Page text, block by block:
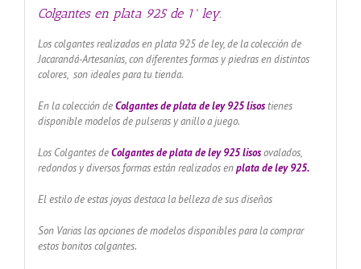
Colgantes en plata 925 de 1ª ley.
Los colgantes realizados en plata 925 de ley, de la colección de
Jacarandá-Artesanías, con diferentes formas y piedras en distintos
colores, son ideales para tu tienda.
En la colección deColgantes de plata de ley 925 lisostienes
disponible modelos de pulseras y anillo a juego.
Los Colgantes de Colgantes de plata de ley 925 lisosovalados,
redondos y diversos formas están realizados enplata de ley 925.
El estilo de estas joyas destaca la belleza de sus diseños
Son Varias las opciones de modelos disponibles para la comprar
estos bonitos colgantes.